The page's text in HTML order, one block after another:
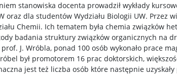
stanowiska docenta prowadził wykłady
oraz dla studentów Wydziału Biologii UW. Przez
Chemii. Ich tematem była chemia związków
badania struktury związków organicznych na
J. Wróbla, ponad 100 osób wykonało prace
był promotorem 16 prac doktorskich,
jest też liczba osób które następnie